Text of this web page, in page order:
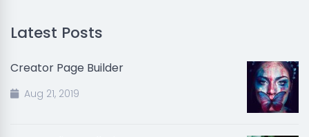
Latest Posts
Creator Page Builder
Aug 21, 2019